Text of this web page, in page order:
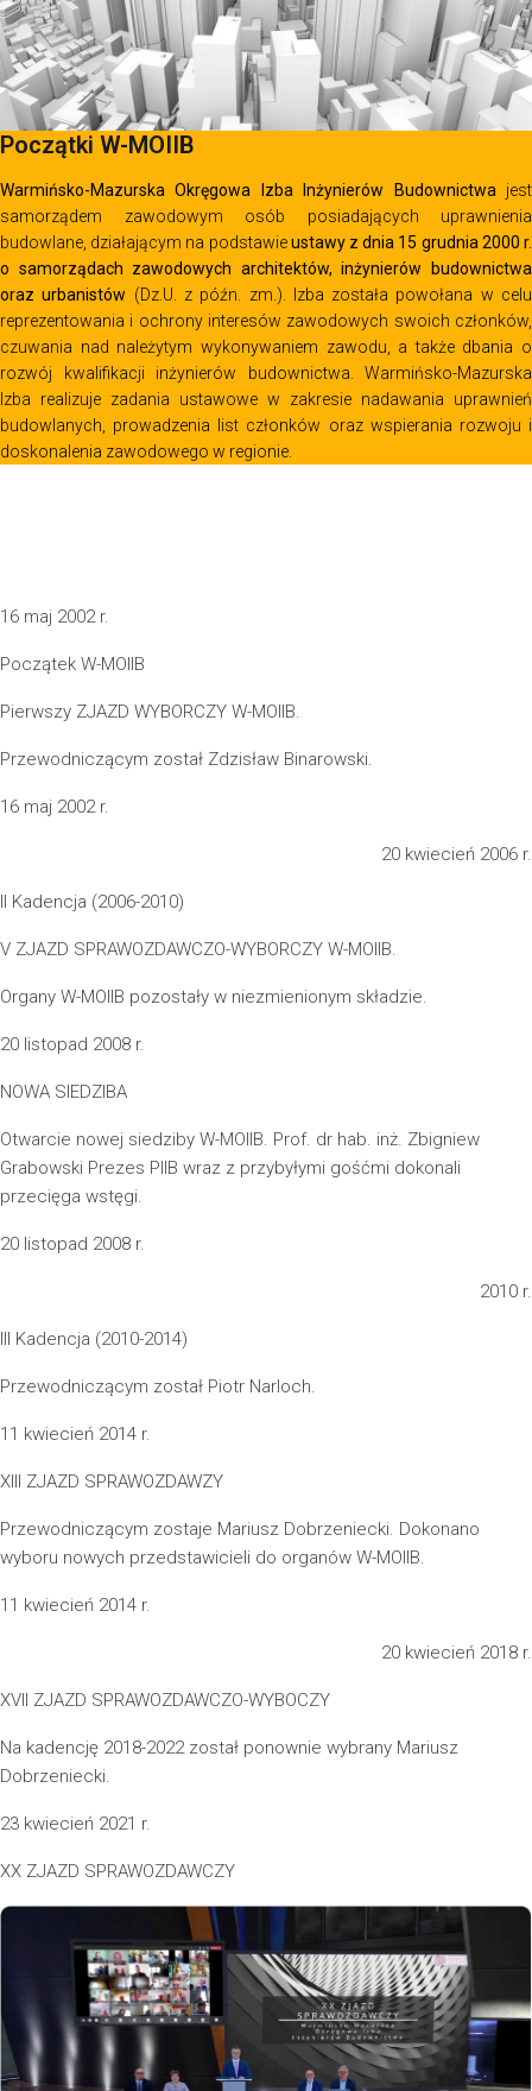
Początki W-MOIIB
Warmińsko-Mazurska Okręgowa Izba Inżynierów Budownictwa jest
samorządem zawodowym osób posiadających uprawnienia
budowlane, działającym na podstawieustawy z dnia 15 grudnia 2000 r.
o samorządach zawodowych architektów, inżynierów budownictwa
oraz urbanistów (Dz.U. z późn. zm.). Izba została powołana w celu
reprezentowania i ochrony interesów zawodowych swoich członków,
czuwania nad należytym wykonywaniem zawodu, a także dbania o
rozwój kwalifikacji inżynierów budownictwa. Warmińsko-Mazurska
Izba realizuje zadania ustawowe w zakresie nadawania uprawnień
budowlanych, prowadzenia list członków oraz wspierania rozwoju i
doskonalenia zawodowego w regionie.
16 maj 2002 r.
Początek W-MOIIB
Pierwszy ZJAZD WYBORCZY W-MOIIB.
Przewodniczącym został Zdzisław Binarowski.
16 maj 2002 r.
20 kwiecień 2006 r.
II Kadencja (2006-2010)
V ZJAZD SPRAWOZDAWCZO-WYBORCZY W-MOIIB.
Organy W-MOIIB pozostały w niezmienionym składzie.
20 listopad 2008 r.
NOWA SIEDZIBA
Otwarcie nowej siedziby W-MOIIB. Prof. dr hab. inż. Zbigniew
Grabowski Prezes PIIB wraz z przybyłymi gośćmi dokonali
przecięga wstęgi.
20 listopad 2008 r.
2010 r.
III Kadencja (2010-2014)
Przewodniczącym został Piotr Narloch.
11 kwiecień 2014 r.
XIII ZJAZD SPRAWOZDAWZY
Przewodniczącym zostaje Mariusz Dobrzeniecki. Dokonano
wyboru nowych przedstawicieli do organów W-MOIIB.
11 kwiecień 2014 r.
20 kwiecień 2018 r.
XVII ZJAZD SPRAWOZDAWCZO-WYBOCZY
Na kadencję 2018-2022 został ponownie wybrany Mariusz
Dobrzeniecki.
23 kwiecień 2021 r.
XX ZJAZD SPRAWOZDAWCZY